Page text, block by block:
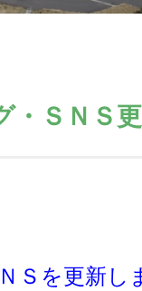
・ＳＮＳ
Ｓを更新し